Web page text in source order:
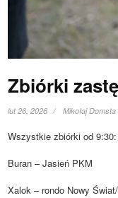
Zbiórki
lut 26, 2026 Mikołaj Domsta
Wszystkie zbiórki od 9:30:
Buran – Jasień PKM
Xalok – rondo Nowy